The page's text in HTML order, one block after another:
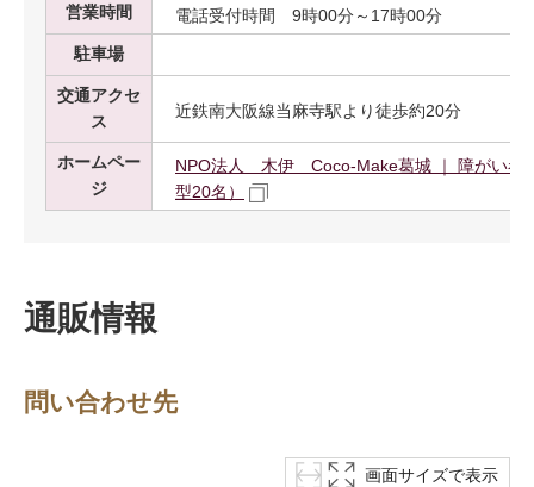
営業時間
電話受付時間 9時00分～17時00分
駐車場
交通アクセ
ス
近鉄南大阪線当麻寺駅より徒歩約20分
ホームペー
ジ
NPO法人 木伊 Coco-Make葛城 ｜ 障がい者
型20名）
通販情報
問い合わせ先
画面サイズで表示